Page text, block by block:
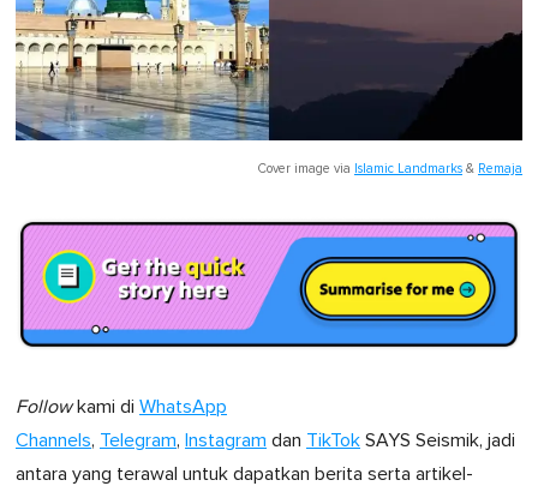
Cover image via Islamic Landmarks & Remaja
Followkami di WhatsApp
Channels, Telegram, Instagram dan TikTok SAYS Seismik, jadi
antara yang terawal untuk dapatkan berita serta artikel-